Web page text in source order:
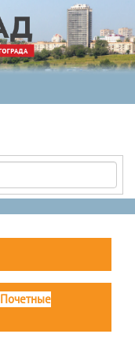
Почетные